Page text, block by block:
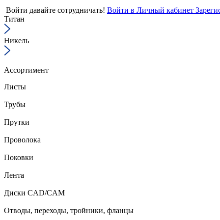
Войти давайте сотрудничать! Войти в Личный кабинет
Титан
Никель
Ассортимент
Листы
Трубы
Прутки
Проволока
Поковки
Лента
Диски CAD/CAM
Отводы, переходы, тройники, фланцы